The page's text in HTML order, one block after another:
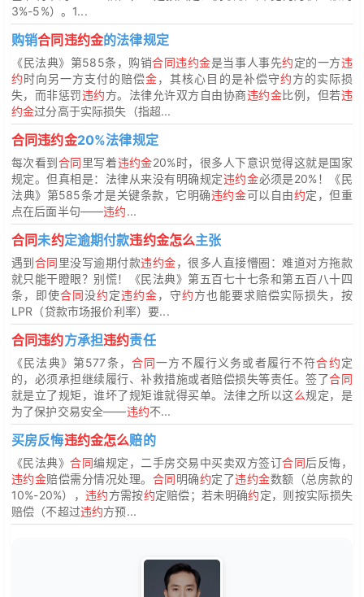
3%-5%）。1...
购销合同违约金的法律规定
《民法典》第585条，购销合同违约金是当事人事先约定的一方违
约时向另一方支付的赔偿金，其核心目的是补偿守约方的实际损
失，而非惩罚违约方。法律允许双方自由协商违约金比例，但若违
约金过分高于实际损失（指超...
合同违约金20%法律规定
每次看到合同里写着违约金20%时，很多人下意识觉得这就是国家
规定。但真相是：法律从来没有明确规定违约金必须是20%！《民
法典》第585条才是关键条款，它明确违约金可以自由约定，但重
点在后面半句——违约...
合同未约定逾期付款违约金怎么主张
遇到合同里没写逾期付款违约金，很多人直接懵圈：难道对方拖款
就只能干瞪眼？别慌！《民法典》第五百七十七条和第五百八十四
条，即使合同没约定违约金，守约方也能要求赔偿实际损失，按
LPR（贷款市场报价利率）要...
合同违约方承担违约责任
《民法典》第577条， 合同一方不履行义务或者履行不符合约定
的，必须承担继续履行、补救措施或者赔偿损失等责任。签了合同
就是立了规矩，谁坏了规矩谁就得买单。法律之所以这么规定，是
为了保护交易安全——违约不...
买房反悔违约金怎么赔的
《民法典》合同编规定，二手房交易中买卖双方签订合同后反悔，
违约金赔偿需分情况处理。 合同明确约定了违约金数额（总房款的
10%-20%）， 违约方需按约定赔偿；若未明确约定，则按实际损失
赔偿（不超过违约方预...